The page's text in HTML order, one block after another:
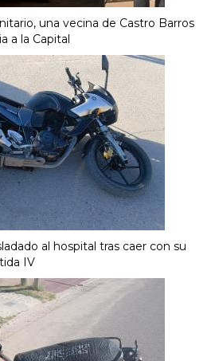
una vecina de Castro Barros
a la Capital
al hospital tras caer con su
IV